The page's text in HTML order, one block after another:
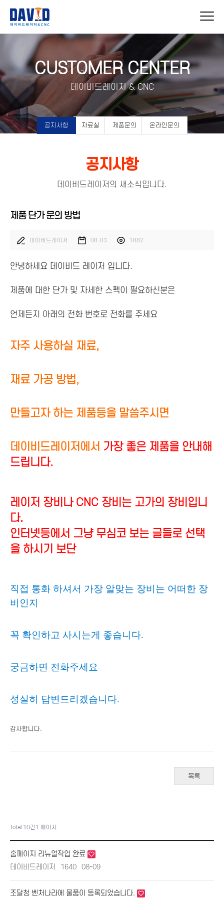
CUSTOMER CENTER
데이비드레이저 & CNC
공지사항 자료실 제품문의 온라인문의
공지사항
데이비드레이저의 새소식입니다.
제품 단가 문의 방법
데이비드레이저 08-03 1882
안녕하세요 데이비드 레이저 입니다.
제품에 대한 단가 및 자세한 스펙이 필요하신분은
언제든지 아래의 전화 번호로 전화를 주세요
자주 사용하실 재료,
재료 가공 방법,
만들고자 하는 제품등을 말씀주시면
데이비드레이저에서 가장 좋은 제품을 안내해
드립니다.
레이저 장비나 CNC 장비는 고가의 장비입니
다.
인터넷등에서 그냥 무심코 보는 글들로 선택
을 하시기 보단
직접 통화 하셔서 가장 알맞는 장비는 어떠한 장
비인지
꼭 확인하고 사시는게 좋습니다.
궁금하면 전화주세요
성실히 답변드리겠습니다.
감사합니다.
목록
Total 10건 1 페이지
홈페이지 리뉴얼작업 완료
데이비드레이저
1640 08-09
조달청 벤처나라에 물품이 등록되었습니다.